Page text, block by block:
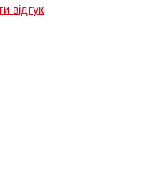
відгук